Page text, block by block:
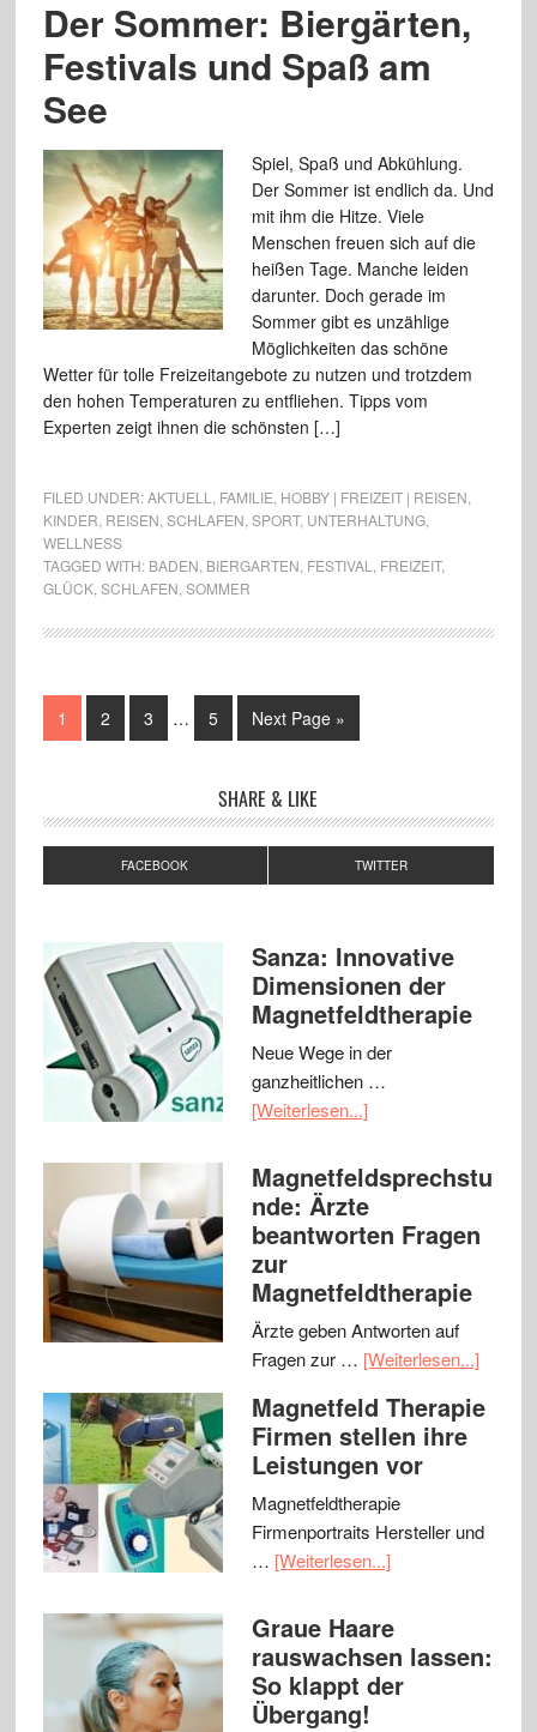
Der Sommer: Biergärten,
Festivals und Spaß am
See
Spiel, Spaß und Abkühlung.
Der Sommer ist endlich da. Und
mit ihm die Hitze. Viele
Menschen freuen sich auf die
heißen Tage. Manche leiden
darunter. Doch gerade im
Sommer gibt es unzählige
Möglichkeiten das schöne
Wetter für tolle Freizeitangebote zu nutzen und trotzdem
den hohen Temperaturen zu entfliehen. Tipps vom
Experten zeigt ihnen die schönsten […]
FILED UNDER:AKTUELL FAMILIE HOBBY | FREIZEIT | REISEN
KINDER REISEN SCHLAFEN SPORT, UNTERHALTUNG,
WELLNESS
TAGGED WITH: BADEN BIERGARTEN FESTIVAL FREIZEIT,
GLÜCK, SCHLAFEN SOMMER
1 2 3 … 5 Next Page »
SHARE & LIKE
FACEBOOK TWITTER
Sanza: Innovative
Dimensionen der
Magnetfeldtherapie
Neue Wege in der
ganzheitlichen …
[Weiterlesen...]
Magnetfeldsprechstu
nde: Ärzte
beantworten Fragen
zur
Magnetfeldtherapie
Ärzte geben Antworten auf
Fragen zur … [Weiterlesen...]
Magnetfeld Therapie
Firmen stellen ihre
Leistungen vor
Magnetfeldtherapie
Firmenportraits Hersteller und
… [Weiterlesen...]
Graue Haare
rauswachsen lassen:
So klappt der
Übergang!